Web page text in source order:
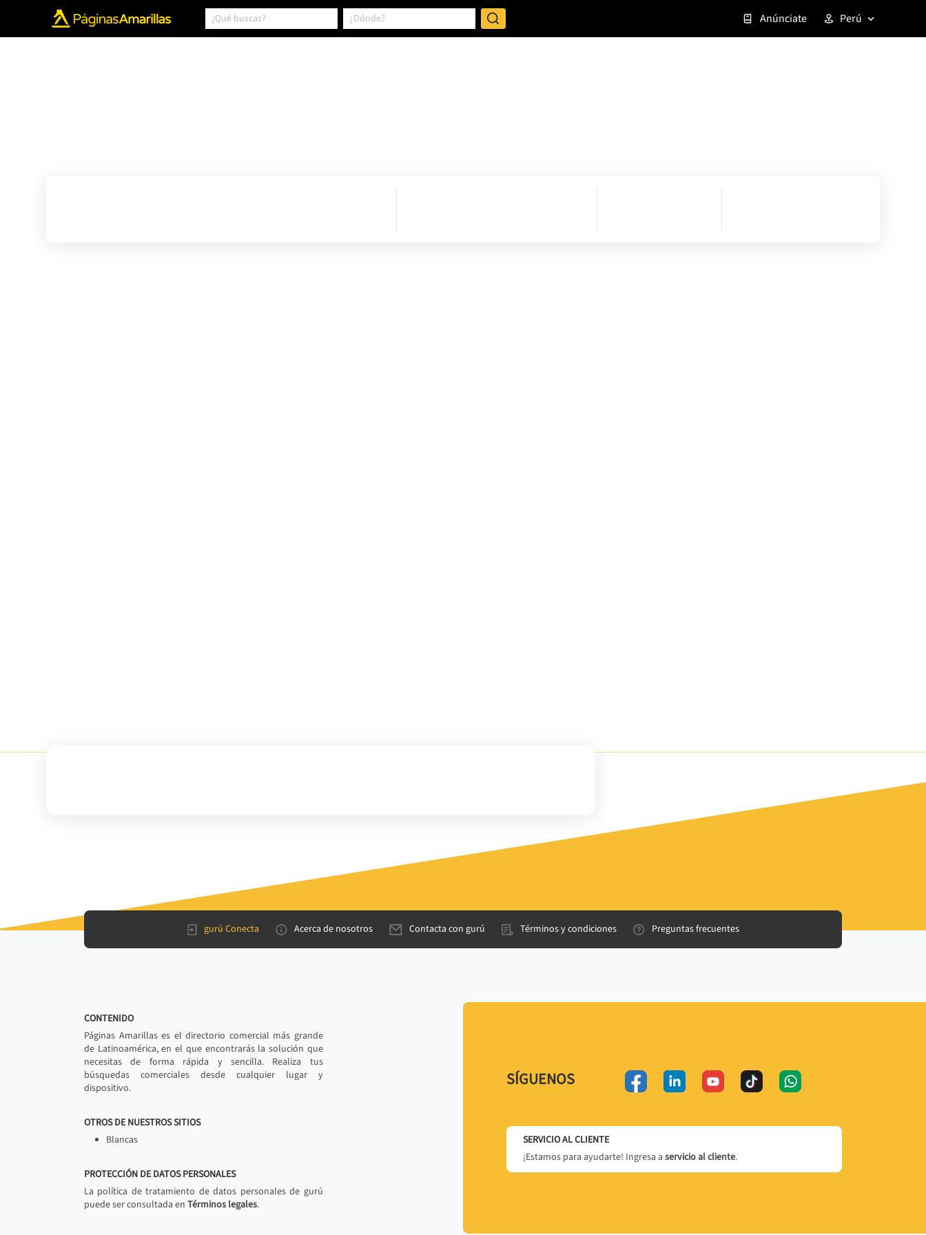
Anúnciate Perú
gurú Conecta Acerca de nosotros Contacta con gurú Términos y condiciones Preguntas frecuentes
CONTENIDO
Páginas Amarillas es el directorio comercial más grande
de Latinoamérica, en el que encontrarás la solución que
necesitas de forma rápida y sencilla. Realiza tus
búsquedas comerciales desde cualquier lugar y
dispositivo.
OTROS DE NUESTROS SITIOS
Blancas
PROTECCIÓN DE DATOS PERSONALES
La política de tratamiento de datos personales de gurú
puede ser consultada en Términos legales.
SÍGUENOS
SERVICIO AL CLIENTE
¡Estamos para ayudarte! Ingresa a servicio al cliente.